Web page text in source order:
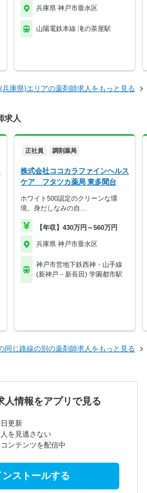
兵庫県 神戸市垂水区
山陽電鉄本線 滝の茶屋駅
兵庫県)エリアの薬剤師求人をもっと見る
求人
正社員 調剤薬局
株式会社ココカラファインヘルス
ケア フタツカ薬局 東多聞台
ホワイト500認定のクリーンな環
境。身だしなみの自…
【年収】430万円～560万円
兵庫県 神戸市垂水区
神戸市営地下鉄西神・山手線
(新神戸－新長田) 学園都市駅
同じ路線の別の薬剤師求人をもっと見る
人情報をアプリで見る
更新
を見逃さない
ンテンツを配信中
ストールする